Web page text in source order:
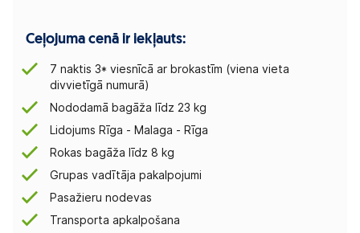
Ceļojuma cenā ir iekļauts:
7 naktis 3* viesnīcā ar brokastīm (viena vieta
divvietīgā numurā)
Nododamā bagāža līdz 23 kg
Lidojums Rīga - Malaga - Rīga
Rokas bagāža līdz 8 kg
Grupas vadītāja pakalpojumi
Pasažieru nodevas
Transporta apkalpošana